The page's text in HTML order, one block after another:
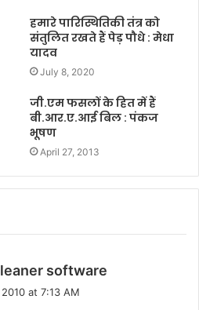
e
हमारे पारिस्थितिकी तंत्र को
संतुलित रखते हैं पेड़ पौधे : मेधा
यादव
July 8, 2020
जी.एम फसलों के हित में हैं
बी.आर.ए.आई बिल : पंकज
भूषण
April 27, 2013
software
at 7:13 AM